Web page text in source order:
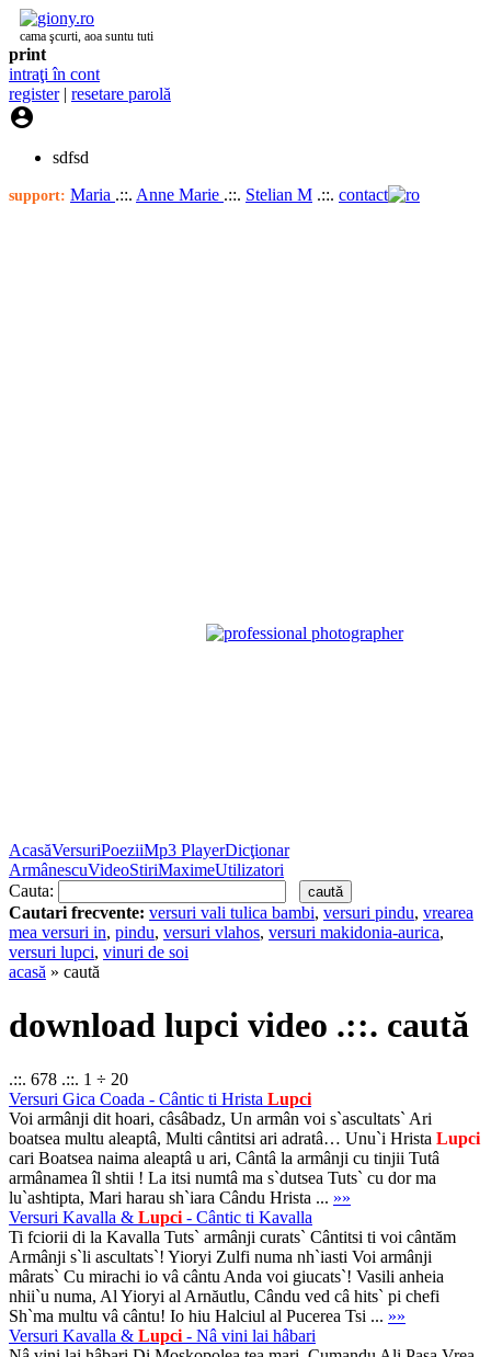
cama şcurti, aoa suntu tuti
print
intraţi în cont
register| resetare parolă

sdfsd
support: Maria .::. Anne Marie .::. Stelian M .::. contact
AcasăVersuriPoeziiMp3 PlayerDicţionar
ArmânescuVideoStiriMaximeUtilizatori
Cauta:
Cautari frecvente: versuri vali tulica bambi, versuri pindu, vrearea
mea versuri in, pindu, versuri vlahos, versuri makidonia-aurica,
versuri lupci, vinuri de soi
acasă » caută
download lupci video .::. caută
.::. 678 .::. 1 ÷ 20
Versuri Gica Coada - Cântic ti Hrista Lupci
Voi armânji dit hoari, câsâbadz, Un armân voi s`ascultats` Ari
boatsea multu aleaptâ, Multi cântitsi ari adratâ… Unu`i Hrista Lupci
cari Boatsea naima aleaptâ u ari, Cântâ la armânji cu tinjii Tutâ
armânamea îl shtii ! La itsi numtâ ma s`dutsea Tuts` cu dor ma
lu`ashtipta, Mari harau sh`iara Cându Hrista ... »»
Versuri Kavalla & Lupci - Cântic ti Kavalla
Ti fciorii di la Kavalla Tuts` armânji curats` Cântitsi ti voi cântăm
Armânji s`li ascultats`! Yioryi Zulfi numa nh`iasti Voi armânji
mârats` Cu mirachi io vâ cântu Anda voi giucats`! Vasili anheia
nhii`u numa, Al Yioryi al Arnăutlu, Cându ved câ hits` pi chefi
Sh`ma multu vâ cântu! Io hiu Halciul al Pucerea Tsi ... »»
Versuri Kavalla & Lupci - Nâ vini lai hâbari